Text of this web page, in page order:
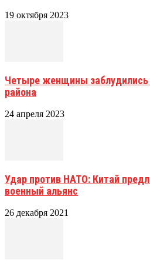
19 октября 2023
Четыре женщины заблудились
района
24 апреля 2023
Удар против НАТО: Китай
военный альянс
26 декабря 2021